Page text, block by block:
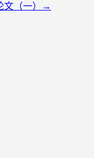
（一）
→